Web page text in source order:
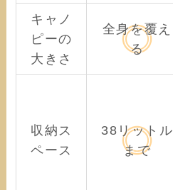
キャノ
ピーの
大きさ
全身を覆え
る
収納ス
ペース
38リットル
まで